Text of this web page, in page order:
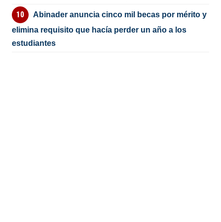
Abinader anuncia cinco mil becas por mérito y
elimina requisito que hacía perder un año a los
estudiantes